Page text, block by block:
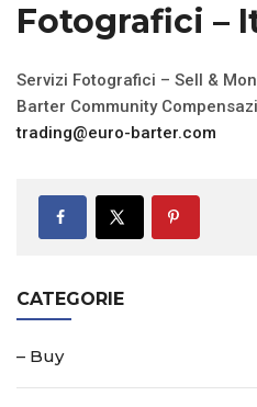
Fotografici –
Servizi Fotografici – Sell &
Barter Community
trading@euro-barter.com
CATEGORIE
– Buy